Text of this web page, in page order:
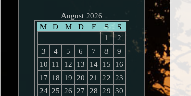
August 2026
M
D M D F S
S
1
2
3
4 5 6 7 8
9
10
11 12 13 14 15
16
17
18 19 20 21 22
23
24 25 26 27 28 29
30